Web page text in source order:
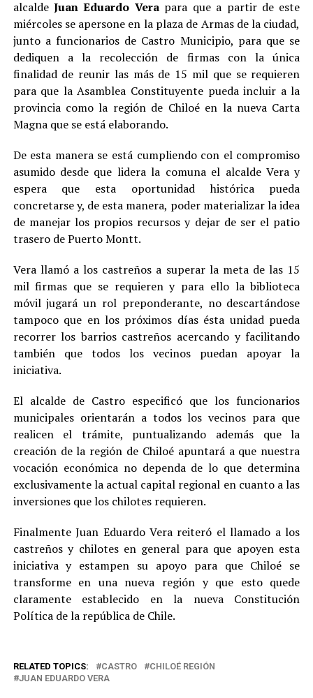
alcaldeJuan Eduardo Verapara que a partir de este
miércoles se apersone en la plaza de Armas de la ciudad,
junto a funcionarios de Castro Municipio, para que se
dediquen a la recolección de firmas con la única
finalidad de reunir las más de 15 mil que se requieren
para que la Asamblea Constituyente pueda incluir a la
provincia como la región de Chiloé en la nueva Carta
Magna que se está elaborando.
De esta manera se está cumpliendo con el compromiso
asumido desde que lidera la comuna el alcalde Vera y
espera que esta oportunidad histórica pueda
concretarse y, de esta manera, poder materializar la idea
de manejar los propios recursos y dejar de ser el patio
trasero de Puerto Montt.
Vera llamó a los castreños a superar la meta de las 15
mil firmas que se requieren y para ello la biblioteca
móvil jugará un rol preponderante, no descartándose
tampoco que en los próximos días ésta unidad pueda
recorrer los barrios castreños acercando y facilitando
también que todos los vecinos puedan apoyar la
iniciativa.
El alcalde de Castro especificó que los funcionarios
municipales orientarán a todos los vecinos para que
realicen el trámite, puntualizando además que la
creación de la región de Chiloé apuntará a que nuestra
vocación económica no dependa de lo que determina
exclusivamente la actual capital regional en cuanto a las
inversiones que los chilotes requieren.
Finalmente Juan Eduardo Vera reiteró el llamado a los
castreños y chilotes en general para que apoyen esta
iniciativa y estampen su apoyo para que Chiloé se
transforme en una nueva región y que esto quede
claramente establecido en la nueva Constitución
Política de la república de Chile.
RELATED TOPICS: CASTRO
CHILOÉ REGIÓN
JUAN EDUARDO VERA